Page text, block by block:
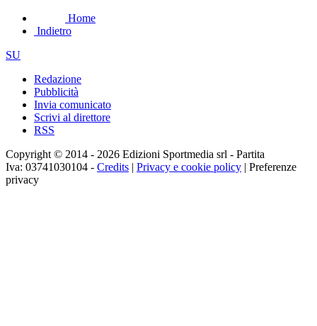
Home
Indietro
SU
Redazione
Pubblicità
Invia comunicato
Scrivi al direttore
RSS
Copyright © 2014 - 2026 Edizioni Sportmedia srl - Partita
Iva: 03741030104 - Credits | Privacy e cookie policy | Preferenze
privacy